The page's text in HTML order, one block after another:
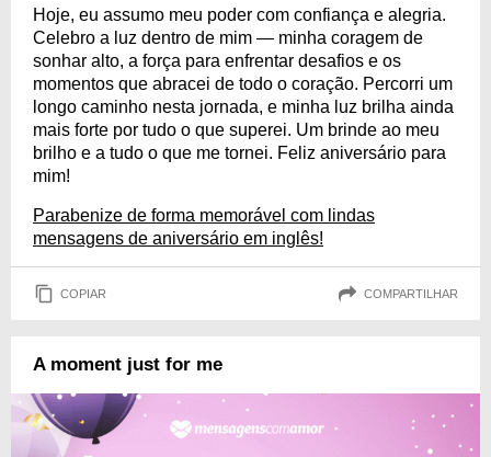
Hoje, eu assumo meu poder com confiança e alegria.
Celebro a luz dentro de mim — minha coragem de
sonhar alto, a força para enfrentar desafios e os
momentos que abracei de todo o coração. Percorri um
longo caminho nesta jornada, e minha luz brilha ainda
mais forte por tudo o que superei. Um brinde ao meu
brilho e a tudo o que me tornei. Feliz aniversário para
mim!
Parabenize de forma memorável com lindas
mensagens de aniversário em inglês!
COPIAR COMPARTILHAR
A moment just for me